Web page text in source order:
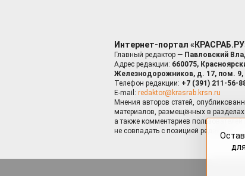
Интернет-портал
Главный редактор — Павловский
Адрес редакции: 660075,
Железнодорожников, д. 17, пом. 9,
Телефон редакции: +7 (391) 211-56-
E-mail: redaktor@krasrab.krsn.ru
Мнения авторов статей,
материалов, размещённых в
а также комментариев пользователей
не совпадать с позицией редакции.